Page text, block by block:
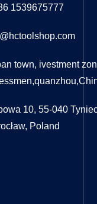
1539675777
town, ivestment
10, 55-040
Poland